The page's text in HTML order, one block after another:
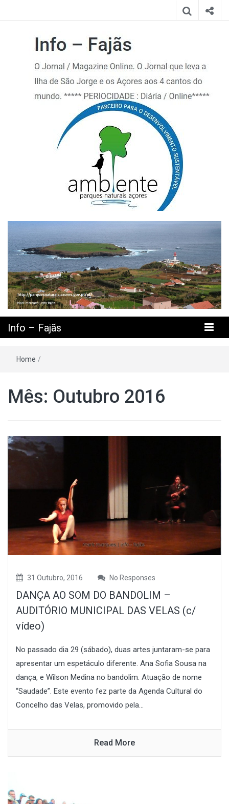
Info – Fajãs
Home /
Mês: Outubro 2016
31 Outubro, 2016 No Responses
DANÇA AO SOM DO BANDOLIM –
AUDITÓRIO MUNICIPAL DAS VELAS (c/
vídeo)
No passado dia 29 (sábado), duas artes juntaram-se para
apresentar um espetáculo diferente. Ana Sofia Sousa na
dança, e Wilson Medina no bandolim. Atuação de nome
“Saudade”. Este evento fez parte da Agenda Cultural do
Concelho das Velas, promovido pela...
Read More